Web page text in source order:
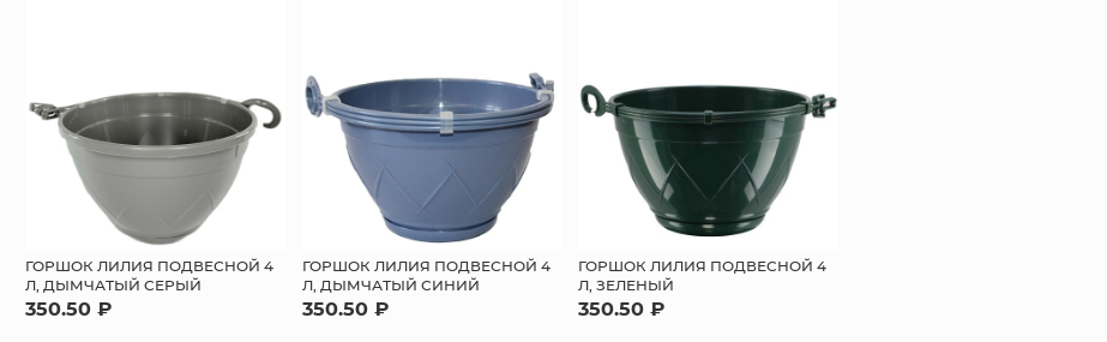
ГОРШОК ЛИЛИЯ ПОДВЕСНОЙ 4
Л, ДЫМЧАТЫЙ СЕРЫЙ
350.50 ₽
ГОРШОК ЛИЛИЯ ПОДВЕСНОЙ 4
Л, ДЫМЧАТЫЙ СИНИЙ
350.50 ₽
ГОРШОК ЛИЛИЯ ПОДВЕСНОЙ 4
Л, ЗЕЛЕНЫЙ
350.50 ₽